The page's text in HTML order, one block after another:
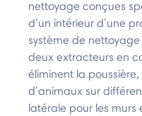
nettoyage conçues
d’un intérieur d’une
système de
deux extracteurs en
éliminent la
d’animaux sur
latérale pour les murs